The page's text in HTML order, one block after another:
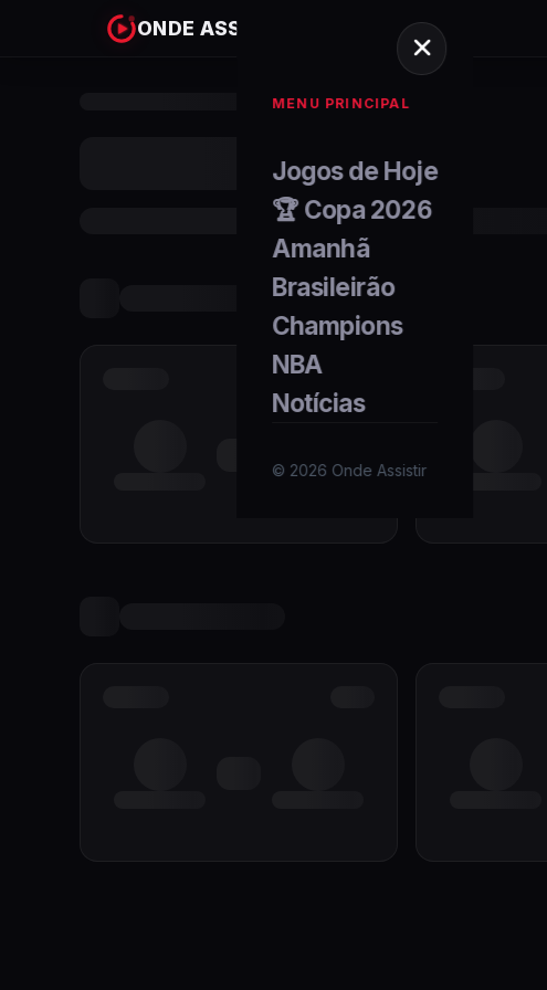
ONDE ASSISTIR
MENU PRINCIPAL
Jogos de Hoje
🏆 Copa 2026
Amanhã
Brasileirão
Champions
NBA
Notícias
© 2026 Onde Assistir